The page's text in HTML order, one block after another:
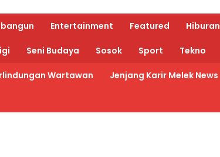
Entertainment Featured Hiburan
Seni Budaya Sosok Sport Tekno
Wartawan Jenjang Karir Melek News